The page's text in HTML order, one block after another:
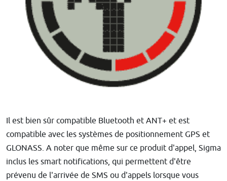
Il est bien sûr compatible Bluetooth et ANT+ et est
compatible avec les systèmes de positionnement GPS et
GLONASS. A noter que même sur ce produit d'appel, Sigma
inclus les smart notifications, qui permettent d'être
prévenu de l'arrivée de SMS ou d'appels lorsque vous